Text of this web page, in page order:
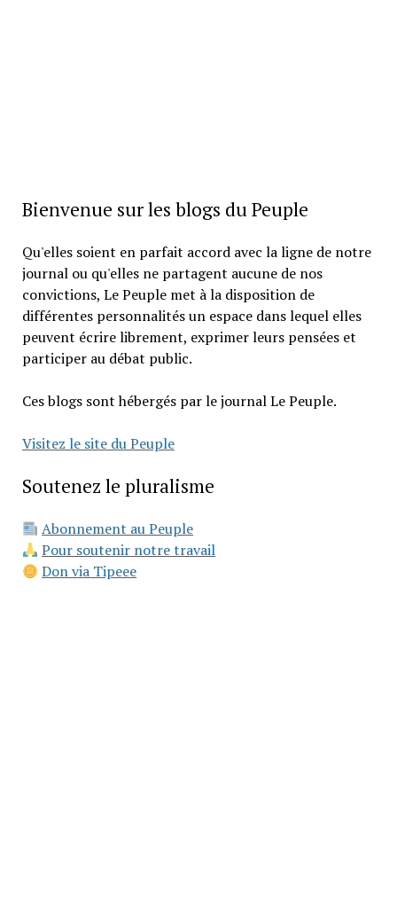
Bienvenue sur les blogs du Peuple
Qu'elles soient en parfait accord avec la ligne de notre
journal ou qu'elles ne partagent aucune de nos
convictions, Le Peuple met à la disposition de
différentes personnalités un espace dans lequel elles
peuvent écrire librement, exprimer leurs pensées et
participer au débat public.
Ces blogs sont hébergés par le journal Le Peuple.
Visitez le site du Peuple
Soutenez le pluralisme
Abonnement au Peuple
Pour soutenir notre travail
Don via Tipeee